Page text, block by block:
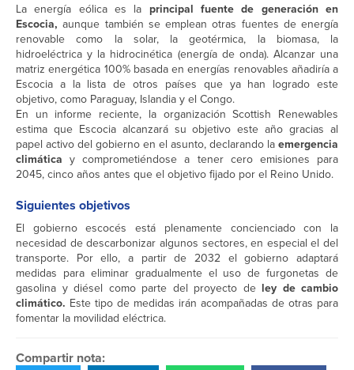
La energía eólica es la principal fuente de generación en
Escocia, aunque también se emplean otras fuentes de energía
renovable como la solar, la geotérmica, la biomasa, la
hidroeléctrica y la hidrocinética (energía de onda). Alcanzar una
matriz energética 100% basada en energías renovables añadiría a
Escocia a la lista de otros países que ya han logrado este
objetivo, como Paraguay, Islandia y el Congo.
En un informe reciente, la organización Scottish Renewables
estima que Escocia alcanzará su objetivo este año gracias al
papel activo del gobierno en el asunto, declarando laemergencia
climática y comprometiéndose a tener cero emisiones para
2045, cinco años antes que el objetivo fijado por el Reino Unido.
Siguientes objetivos
El gobierno escocés está plenamente concienciado con la
necesidad de descarbonizar algunos sectores, en especial el del
transporte. Por ello, a partir de 2032 el gobierno adaptará
medidas para eliminar gradualmente el uso de furgonetas de
gasolina y diésel como parte del proyecto de ley de cambio
climático. Este tipo de medidas irán acompañadas de otras para
fomentar la movilidad eléctrica.
Compartir nota: